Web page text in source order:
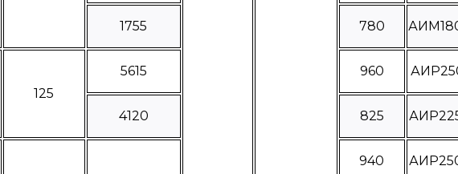
1755 780
125
5615 960
4120 825
940